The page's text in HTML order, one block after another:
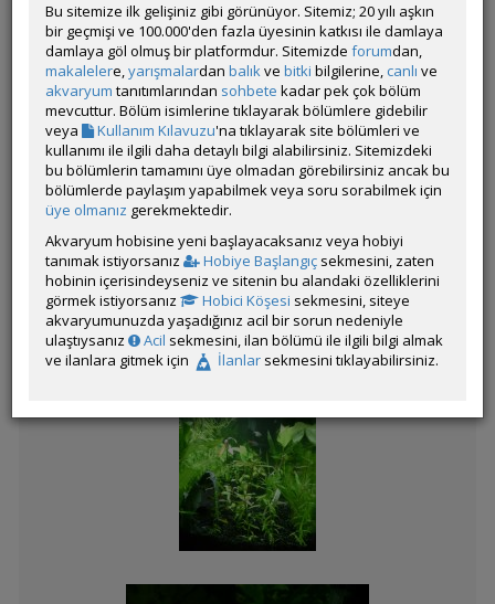
Kategorinin Diğer Katılımları
Liste
Doğal Renkler
Angel Forest
Green Hill
Bu sitemize ilk gelişiniz gibi görünüyor. Sitemiz; 20 yılı aşkın
bir geçmişi ve 100.000'den fazla üyesinin katkısı ile damlaya
damlaya göl olmuş bir platformdur. Sitemizde forumdan,
makalelere,yarışmalardan balıkve bitki bilgilerine, canlı ve
akvaryum tanıtımlarından sohbete kadar pek çok bölüm
mevcuttur. Bölüm isimlerine tıklayarak bölümlere gidebilir
veya
Kullanım Kılavuzu'na tıklayarak site bölümleri ve
kullanımı ile ilgili daha detaylı bilgi alabilirsiniz. Sitemizdeki
bu bölümlerin tamamını üye olmadan görebilirsiniz ancak bu
bölümlerde paylaşım yapabilmek veya soru sorabilmek için
üye olmanız gerekmektedir.
Akvaryum hobisine yeni başlayacaksanız veya hobiyi
tanımak istiyorsanız
Hobiye Başlangıç sekmesini, zaten
hobinin içerisindeyseniz ve sitenin bu alandaki özelliklerini
görmek istiyorsanız
Hobici Köşesi sekmesini, siteye
akvaryumunuzda yaşadığınız acil bir sorun nedeniyle
ulaştıysanız
Acil sekmesini, ilan bölümü ile ilgili bilgi almak
ve ilanlara gitmek için
İlanlar sekmesini tıklayabilirsiniz.